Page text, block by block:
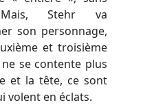
Mais, Stehr va
son personnage,
et troisième
se contente plus
et la tête, ce sont
volent en éclats.